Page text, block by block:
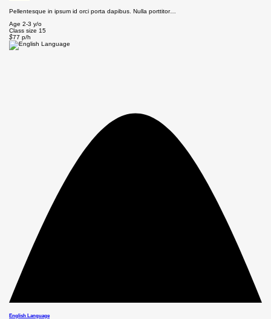
Pellentesque in ipsum id orci porta dapibus. Nulla porttitor…
Age 2-3 y/o
Class size 15
$77 p/h
English Language